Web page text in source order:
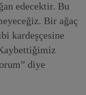
edecektir. Bu
Bir ağaç
kardeşçesine
diye